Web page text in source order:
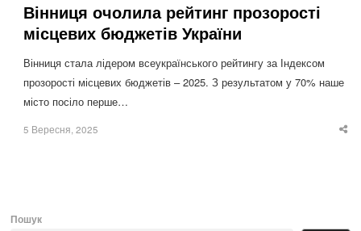
Вінниця очолила рейтинг прозорості
місцевих бюджетів України
Вінниця стала лідером всеукраїнського рейтингу за Індексом
прозорості місцевих бюджетів – 2025. З результатом у 70% наше
місто посіло перше…
5 Вересня, 2025
Пошук